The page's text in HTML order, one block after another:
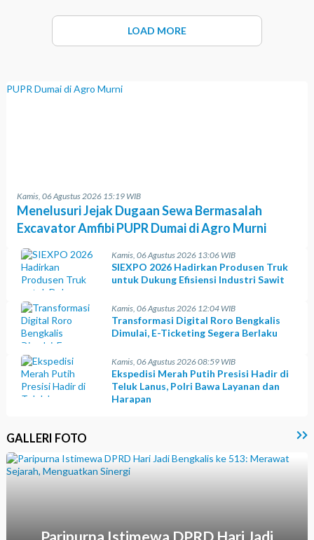
LOAD MORE
Kamis, 06 Agustus 2026 15:19 WIB
Menelusuri Jejak Dugaan Sewa Bermasalah
Excavator Amfibi PUPR Dumai di Agro Murni
Kamis, 06 Agustus 2026 13:06 WIB
SIEXPO 2026 Hadirkan Produsen Truk
untuk Dukung Efisiensi Industri Sawit
Kamis, 06 Agustus 2026 12:04 WIB
Transformasi Digital Roro Bengkalis
Dimulai, E-Ticketing Segera Berlaku
Kamis, 06 Agustus 2026 08:59 WIB
Ekspedisi Merah Putih Presisi Hadir di
Teluk Lanus, Polri Bawa Layanan dan
Harapan
GALLERI FOTO
Paripurna Istimewa DPRD Hari Jadi